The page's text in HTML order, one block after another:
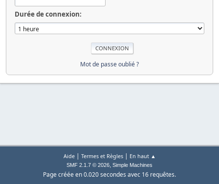
Durée de connexion:
Mot de passe oublié ?
Aide| Termes et Règles| En haut ▲
SMF 2.1.7 © 2026, Simple Machines
Page créée en 0.020 secondes avec 16 requêtes.